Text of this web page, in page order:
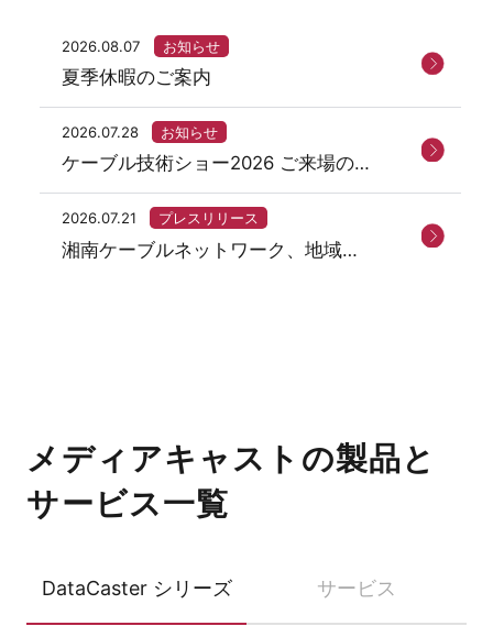
2026.08.07 お知らせ
夏季休暇のご案内
2026.07.28 お知らせ
ケーブル技術ショー2026 ご来場の御
礼
2026.07.21 プレスリリース
湘南ケーブルネットワーク、地域ネ
メディアキャストの製品と
サービス一覧
DataCaster シリーズ サービス